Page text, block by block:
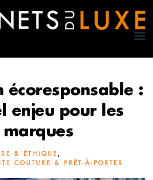
écoresponsable :
enjeu pour les
marques
& ÉTHIQUE,
COUTURE & PRÊT-À-PORTER